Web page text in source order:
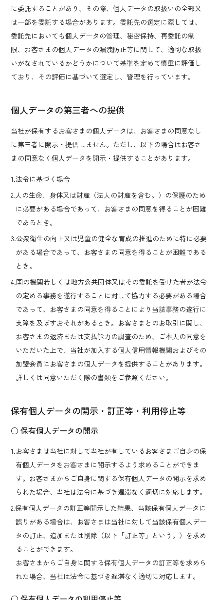
に委託することがあり、その際、個人データの取扱いの全部又
は一部を委託する場合があります。委託先の選定に際しては、
委託先においても個人データの管理、秘密保持、再委託の制
限、お客さまの個人データの漏洩防止等に関して、適切な取扱
いがなされているかどうかについて基準を定めて慎重に評価し
ており、その評価に基づいて選定し、管理を行っています。
個人データの第三者への提供
当社が保有するお客さまの個人データは、お客さまの同意なし
に第三者に開示・提供しません。ただし、以下の場合はお客さ
まの同意なく個人データを開示・提供することがあります。
1.法令に基づく場合
2.人の生命、身体又は財産（法人の財産を含む。）の保護のため
に必要がある場合であって、お客さまの同意を得ることが困難
であるとき。
3.公衆衛生の向上又は児童の健全な育成の推進のために特に必要
がある場合であって、お客さまの同意を得ることが困難である
とき。
4.国の機関若しくは地方公共団体又はその委託を受けた者が法令
の定める事務を遂行することに対して協力する必要がある場合
であって、お客さまの同意を得ることにより当該事務の遂行に
支障を及ぼすおそれがあるとき。お客さまとのお取引に関し、
お客さまの返済または支払能力の調査のため、ご本人の同意を
いただいた上で、当社が加入する個人信用情報機関およびその
加盟会員にお客さまの個人データを提供することがあります。
詳しくは同意いただく際の書類をご参照ください。
保有個人データの開示・訂正等・利用停止等
○ 保有個人データの開示
1.お客さまは当社に対して当社が有しているお客さまご自身の保
有個人データをお客さまに開示するよう求めることができま
す。お客さまからご自身に関する保有個人データの開示を求め
られた場合、当社は法令に基づき遅滞なく適切に対応します。
2.保有個人データの訂正等開示した結果、当該保有個人データに
誤りがある場合は、お客さまは当社に対して当該保有個人デー
タの訂正、追加または削除（以下「訂正等」という。）を求め
ることができます。
お客さまからご自身に関する保有個人データの訂正等を求めら
れた場合、当社は法令に基づき遅滞なく適切に対応します。